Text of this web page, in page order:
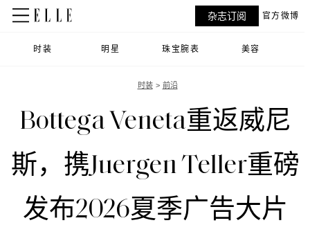
时装 明星 珠宝腕表 美容
杂志订阅 官方微博
时装 前沿
Bottega Veneta重返威尼
斯，携Juergen Teller重磅
发布2026夏季广告大片